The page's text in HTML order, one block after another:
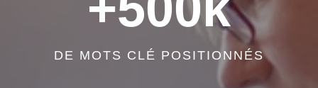
DE MOTS CLÉ POSITIONNÉS